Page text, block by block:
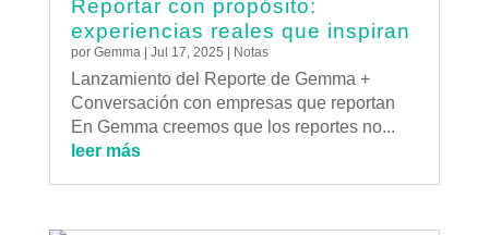
Reportar con propósito:
experiencias reales que inspiran
por Gemma| Jul 17, 2025 Notas
Lanzamiento del Reporte de Gemma +
Conversación con empresas que reportan
En Gemma creemos que los reportes no...
leer más